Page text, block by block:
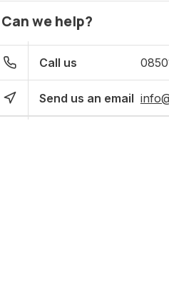
Can we help?
Call us
Send us an email